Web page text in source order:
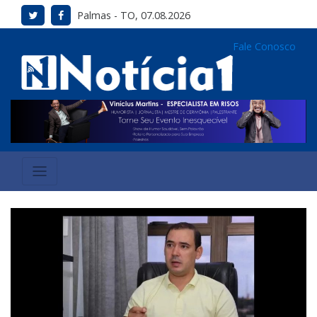
Palmas - TO, 07.08.2026
Fale Conosco